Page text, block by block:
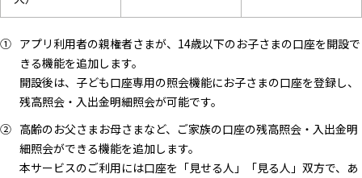
アプリ利用者の親権者さまが、14歳以下のお子さまの口座を開設で
きる機能を追加します。
開設後は、子ども口座専用の照会機能にお子さまの口座を登録し、
残高照会・入出金明細照会が可能です。
高齢のお父さまお母さまなど、ご家族の口座の残高照会・入出金明
細照会ができる機能を追加します。
本サービスのご利用には口座を「見せる人」「見る人」双方で、あ